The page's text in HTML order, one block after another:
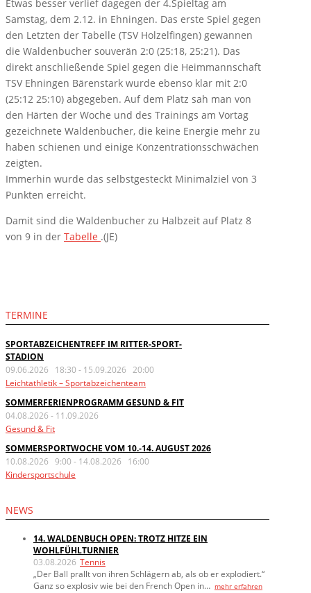
Etwas besser verlief dagegen der 4.Spieltag am
Samstag, dem 2.12. in Ehningen. Das erste Spiel gegen
den Letzten der Tabelle (TSV Holzelfingen) gewannen
die Waldenbucher souverän 2:0 (25:18, 25:21). Das
direkt anschließende Spiel gegen die Heimmannschaft
TSV Ehningen Bärenstark wurde ebenso klar mit 2:0
(25:12 25:10) abgegeben. Auf dem Platz sah man von
den Härten der Woche und des Trainings am Vortag
gezeichnete Waldenbucher, die keine Energie mehr zu
haben schienen und einige Konzentrationsschwächen
zeigten.
Immerhin wurde das selbstgesteckt Minimalziel von 3
Punkten erreicht.
Damit sind die Waldenbucher zu Halbzeit auf Platz 8
von 9 in der Tabelle .(JE)
TERMINE
SPORTABZEICHENTREFF IM RITTER-SPORT-
STADION
09.06.2026 18:30 - 15.09.2026 20:00
Leichtathletik – Sportabzeichenteam
SOMMERFERIENPROGRAMM GESUND & FIT
04.08.2026 - 11.09.2026
Gesund & Fit
SOMMERSPORTWOCHE VOM 10.-14. AUGUST 2026
10.08.2026 9:00 - 14.08.2026 16:00
Kindersportschule
NEWS
14. WALDENBUCH OPEN: TROTZ HITZE EIN
WOHLFÜHLTURNIER
03.08.2026 Tennis
„Der Ball prallt von ihren Schlägern ab, als ob er explodiert.“
Ganz so explosiv wie bei den French Open in… mehr erfahren